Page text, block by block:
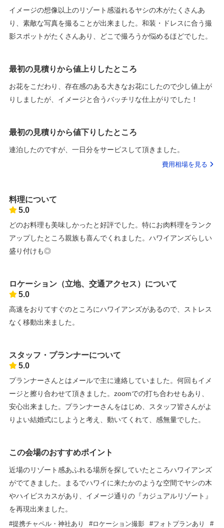
イメージの想像以上のリゾート感溢れるヤシの木がたくさんあ
り、素敵な写真を撮ることが出来ました。和装・ドレスに合う撮
影スポットがたくさんあり、どこで撮ろうか悩めるほどでした。
最初の見積りから値上りしたところ
お花をこだわり、存在感のある大きなお花にしたので少し値上が
りしましたが、イメージと合うバッチリな仕上がりでした！
最初の見積りから値下りしたところ
連泊したのですが、一日分をサービスして頂きました。
費用相場を見る
料理について
5.0
どのお料理も美味しかったと好評でした。特にお肉料理をランク
アップしたところ親族も喜んでくれました。ハワイアンズらしい
盛り付けも◎
ロケーション（立地、交通アクセス）について
5.0
高速をおりてすぐのところにハワイアンズがあるので、ストレス
なく移動出来ました。
スタッフ・プランナーについて
5.0
プランナーさんとはメールで主に連絡していました。何回もイメ
ージと擦り合わせて頂きました。zoomでの打ち合わせもあり、
安心出来ました。プランナーさんをはじめ、スタッフ皆さんがよ
りよい結婚式にしようと考え、動いてくれて、感無量でした。
この会場のおすすめポイント
近場のリゾート感あふれる場所を探していたところハワイアンズ
がでてきました。まるでハワイに来たかのような空間でヤシの木
やハイビスカスがあり、イメージ通りの『カジュアルリゾート』
を再現出来ました。
提携チャペル・神社あり ロケーション撮影
フォトプランあり